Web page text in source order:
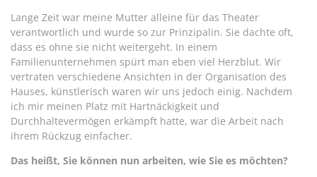
Lange Zeit war meine Mutter alleine für das Theater
verantwortlich und wurde so zur Prinzipalin. Sie dachte oft,
dass es ohne sie nicht weitergeht. In einem
Familienunternehmen spürt man eben viel Herzblut. Wir
vertraten verschiedene Ansichten in der Organisation des
Hauses, künstlerisch waren wir uns jedoch einig. Nachdem
ich mir meinen Platz mit Hartnäckigkeit und
Durchhaltevermögen erkämpft hatte, war die Arbeit nach
ihrem Rückzug einfacher.
Das heißt, Sie können nun arbeiten, wie Sie es möchten?